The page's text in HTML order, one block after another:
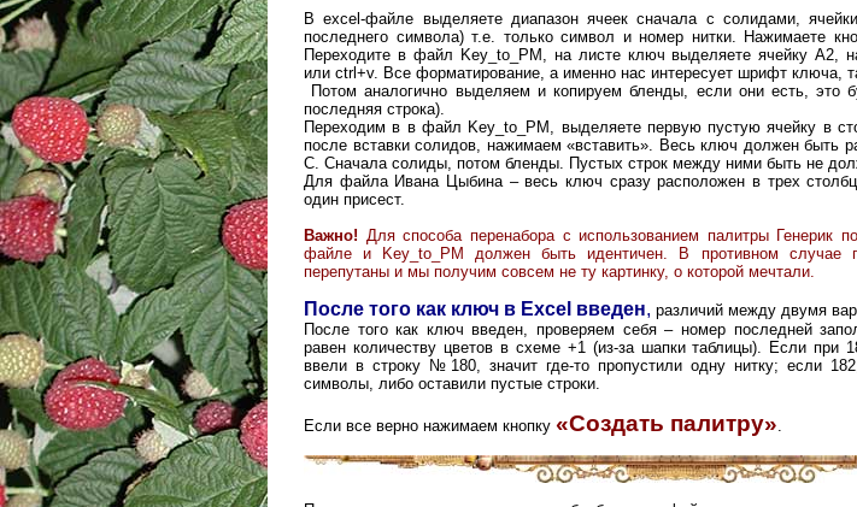
В excel-файле выделяете диапазон ячеек сначала с солидами,
последнего символа) т.е. только символ и номер нитки. Нажимаете
Переходите в файл Key_to_PM, на листе ключ выделяете ячейку А2,
или ctrl+v. Все форматирование, а именно нас интересует шрифт ключа,
Потом аналогично выделяем и копируем бленды, если они есть, это
последняя строка).
Переходим в в файл Key_to_PM, выделяете первую пустую ячейку в
после вставки солидов, нажимаем «вставить». Весь ключ должен быть
С. Сначала солиды, потом бленды. Пустых строк между ними быть не
Для файла Ивана Цыбина – весь ключ сразу расположен в трех
один присест.
Важно! Для способа перенабора с использованием палитры Генерик
файле и Key_to_PM должен быть идентичен. В противном случае
перепутаны и мы получим совсем не ту картинку, о которой мечтали.
После того как ключ в Excel введен, различий между двумя
После того как ключ введен, проверяем себя – номер последней
равен количеству цветов в схеме +1 (из-за шапки таблицы). Если при
ввели в строку №180, значит где-то пропустили одну нитку; если
символы, либо оставили пустые строки.
Если все верно нажимаем кнопку «Создать палитру»